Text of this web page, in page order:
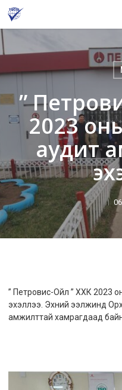
Skip
main
content
”
2023
аудит
” Петровис-Ойл ” ХХК 2023
эхэллээ. Эхний ээлжинд
амжилттай хамрагдаад